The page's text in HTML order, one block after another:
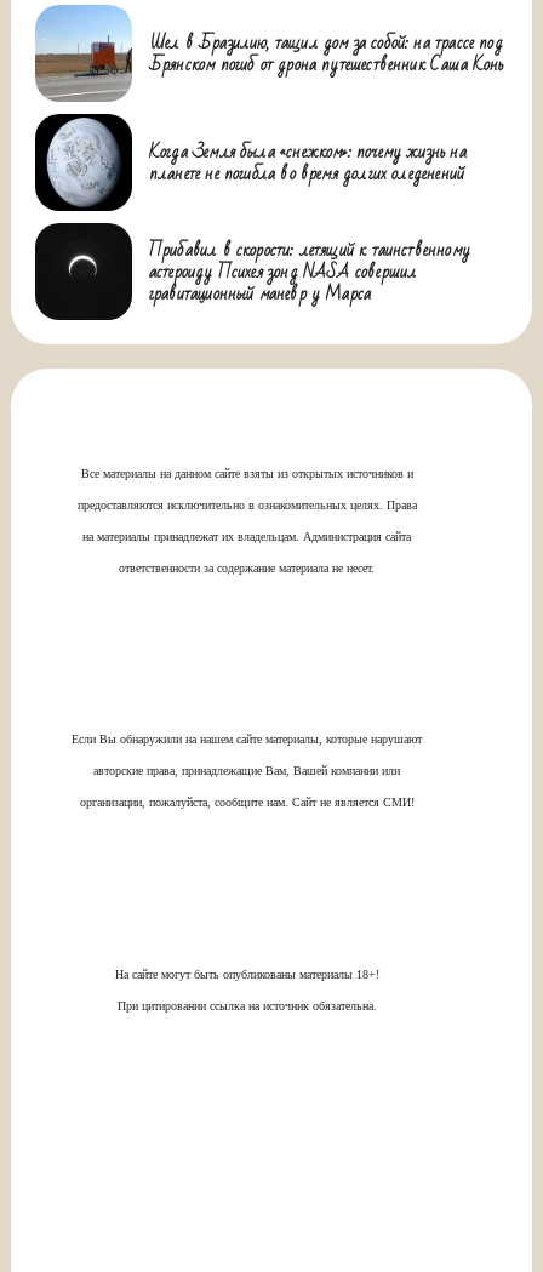
Шел в Бразилию, тащил дом за собой: на трассе под
Брянском погиб от дрона путешественник Саша Конь
Когда Земля была «снежком»: почему жизнь на
планете не погибла во время долгих оледенений
Прибавил в скорости: летящий к таинственному
астероиду Психея зонд NASA совершил
гравитационный маневр у Марса
Все материалы на данном сайте взяты из открытых источников и
предоставляются исключительно в ознакомительных целях. Права
на материалы принадлежат их владельцам. Администрация сайта
ответственности за содержание материала не несет.
Если Вы обнаружили на нашем сайте материалы, которые нарушают
авторские права, принадлежащие Вам, Вашей компании или
организации, пожалуйста, сообщите нам. Сайт не является СМИ!
На сайте могут быть опубликованы материалы 18+!
При цитировании ссылка на источник обязательна.